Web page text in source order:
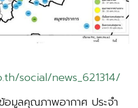
social/news_621314/
มูลคุณภาพอากาศ ประจำ